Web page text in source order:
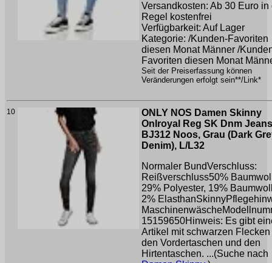
Versandkosten: Ab 30 Euro in
Regel kostenfrei
Verfügbarkeit: Auf Lager
Kategorie: /Kunden-Favoriten
diesen Monat Männer /
Favoriten diesen Monat
Seit der Preiserfassung können
Veränderungen erfolgt sein**/Link*
10
ONLY NOS Damen Skinny
Onlroyal Reg SK Dnm Jeans
BJ312 Noos, Grau (Dark
Denim), L/L32
Normaler BundVerschluss:
Reißverschluss50%
29% Polyester, 19%
2%
15159650Hinweis: Es gibt
Artikel mit schwarzen Flecken
den Vordertaschen und den
Hirtentaschen. ...(Suche nach